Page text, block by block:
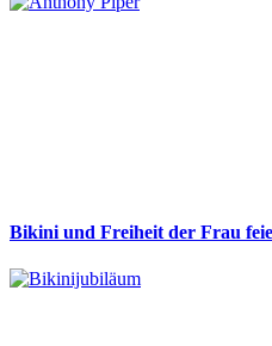
Bikini und Freiheit der Frau